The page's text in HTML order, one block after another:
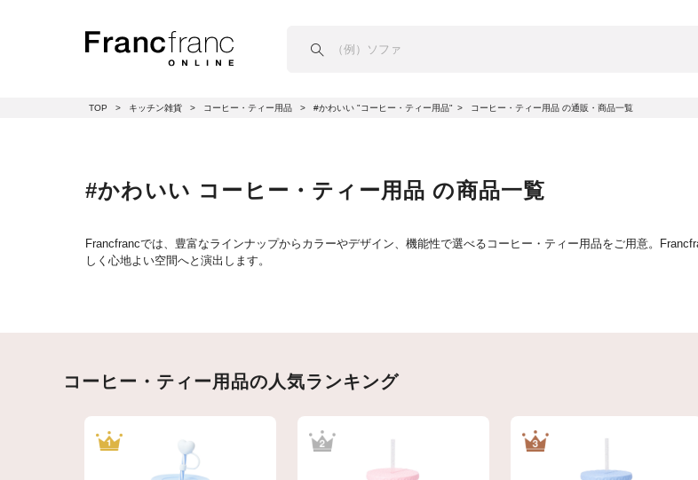
TOP キッチン雑貨 コーヒー・ティー用品 #かわいい "コーヒー・ティー用品" コーヒー・ティー用品 の通販・商品一覧
#かわいい コーヒー・ティー用品 の商品一覧
Francfrancでは、豊富なラインナップからカラーやデザイン、機能性で選べるコーヒー・ティー用品をご用意。
しく心地よい空間へと演出します。
コーヒー・ティー用品の人気ランキング